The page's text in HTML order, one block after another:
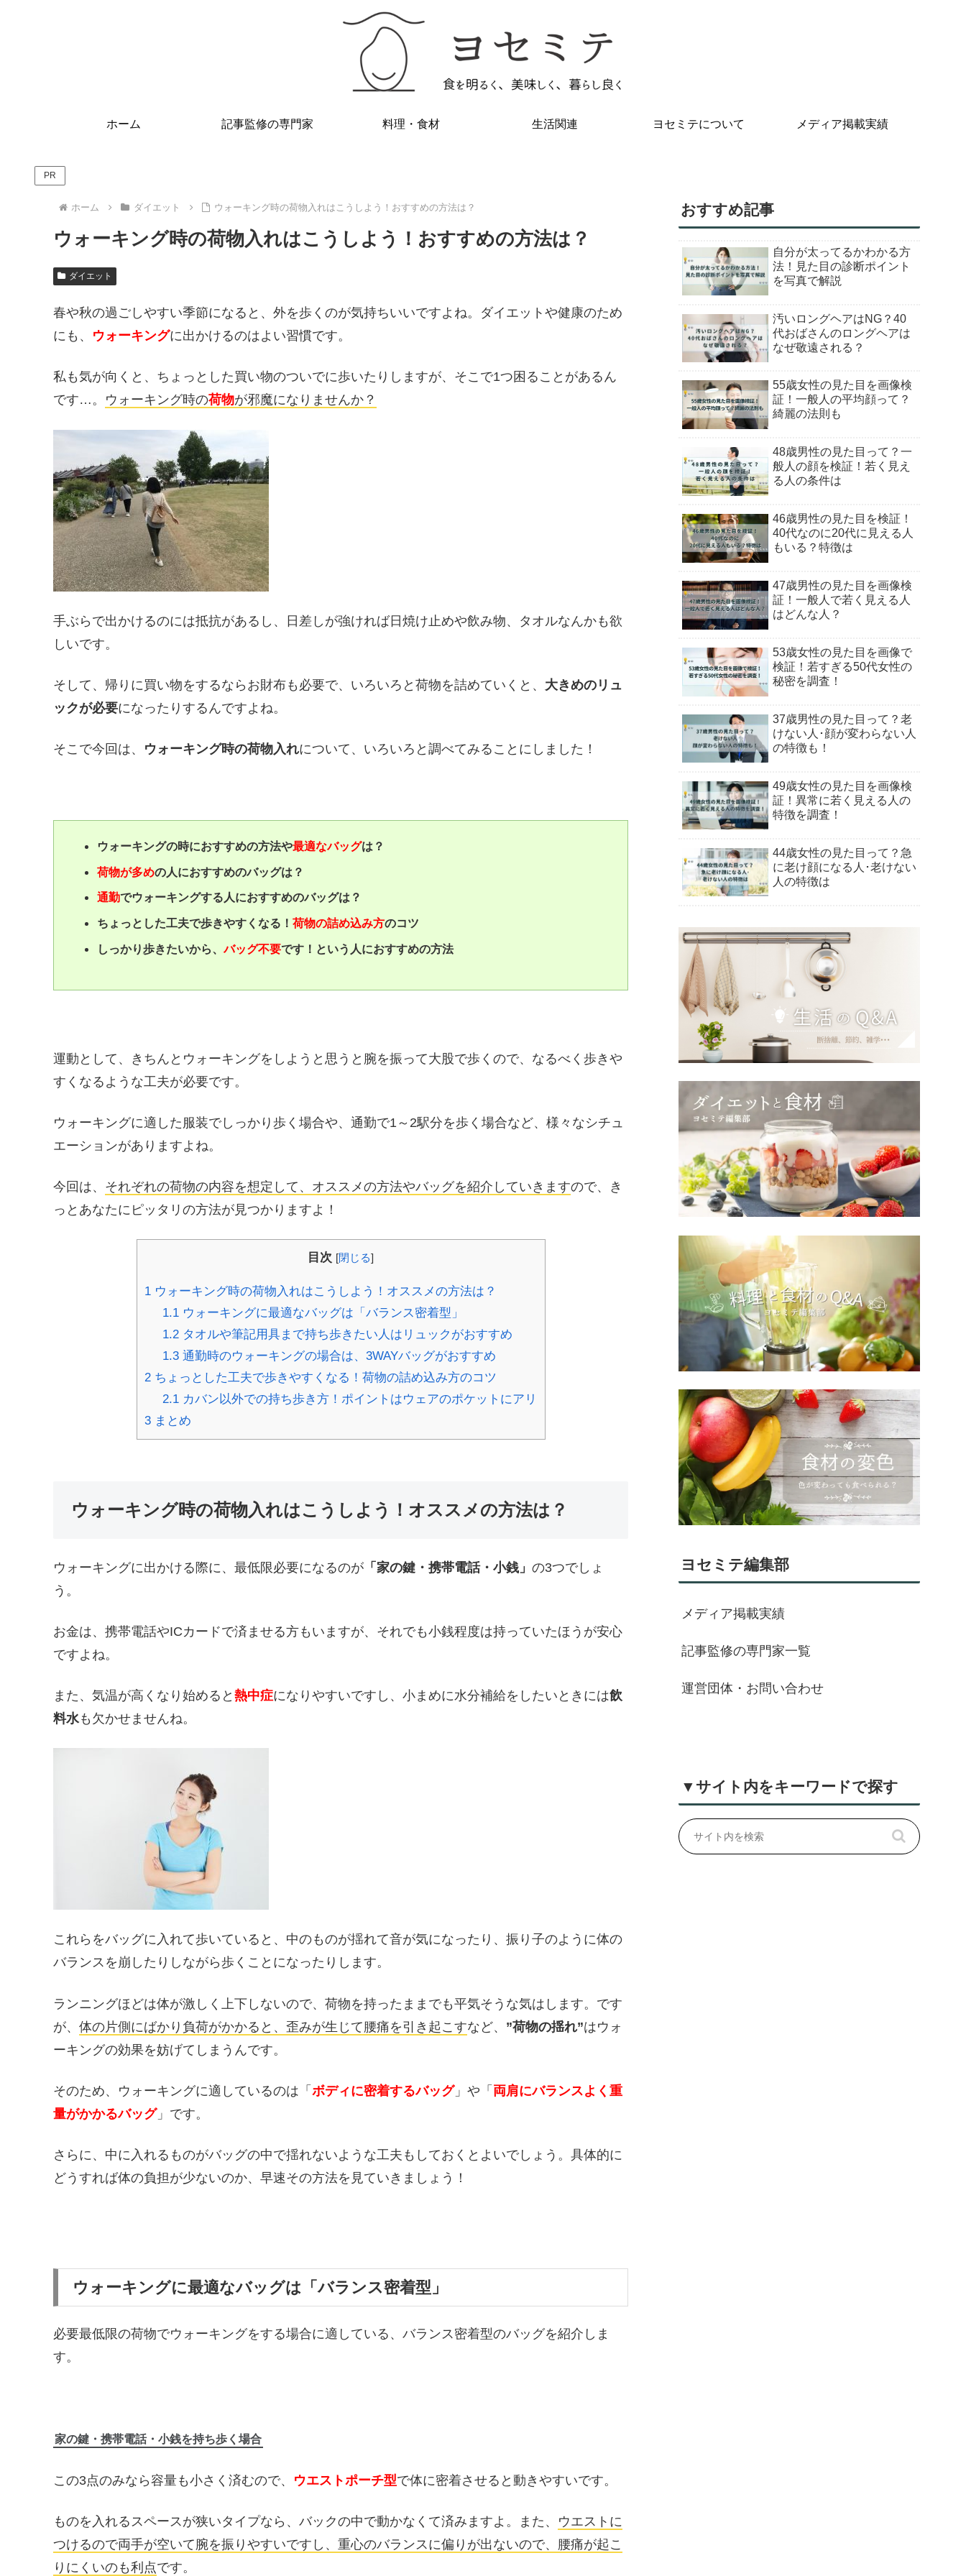
ホーム 記事監修の専門家 料理・食材 生活関連 ヨセミテについて メディア掲載実績
PR
ホーム ダイエット ウォーキング時の荷物入れはこうしよう！おすすめの方法は？
ウォーキング時の荷物入れはこうしよう！おすすめの方法は？
ダイエット
春や秋の過ごしやすい季節になると、外を歩くのが気持ちいいですよね。ダイエットや健康のため
にも、 ウォーキングに出かけるのはよい習慣です。
私も気が向くと、ちょっとした買い物のついでに歩いたりしますが、そこで1つ困ることがあるん
です…。 ウォーキング時の荷物が邪魔になりませんか？
手ぶらで出かけるのには抵抗があるし、日差しが強ければ日焼け止めや飲み物、タオルなんかも欲
しいです。
そして、帰りに買い物をするならお財布も必要で、いろいろと荷物を詰めていくと、 大きめのリュ
ックが必要になったりするんですよね。
そこで今回は、 ウォーキング時の荷物入れについて、いろいろと調べてみることにしました！
ウォーキングの時におすすめの方法や最適なバッグは？
荷物が多めの人におすすめのバッグは？
通勤でウォーキングする人におすすめのバッグは？
ちょっとした工夫で歩きやすくなる！ 荷物の詰め込み方のコツ
しっかり歩きたいから、バッグ不要です！という人におすすめの方法
運動として、きちんとウォーキングをしようと思うと腕を振って大股で歩くので、なるべく歩きや
すくなるような工夫が必要です。
ウォーキングに適した服装でしっかり歩く場合や、通勤で1～2駅分を歩く場合など、様々なシチュ
エーションがありますよね。
今回は、 それぞれの荷物の内容を想定して、オススメの方法やバッグを紹介していきますので、き
っとあなたにピッタリの方法が見つかりますよ！
目次 [閉じる]
1ウォーキング時の荷物入れはこうしよう！オススメの方法は？
1.1 ウォーキングに最適なバッグは「バランス密着型」
1.2 タオルや筆記用具まで持ち歩きたい人はリュックがおすすめ
1.3 通勤時のウォーキングの場合は、3WAYバッグがおすすめ
2ちょっとした工夫で歩きやすくなる！荷物の詰め込み方のコツ
2.1 カバン以外での持ち歩き方！ポイントはウェアのポケットにアリ
3まとめ
ウォーキング時の荷物入れはこうしよう！オススメの方法は？
ウォーキングに出かける際に、最低限必要になるのが 「家の鍵・携帯電話・小銭」 の3つでしょ
う。
お金は、携帯電話やICカードで済ませる方もいますが、それでも小銭程度は持っていたほうが安心
ですよね。
また、気温が高くなり始めると 熱中症になりやすいですし、小まめに水分補給をしたいときには飲
料水も欠かせませんね。
これらをバッグに入れて歩いていると、中のものが揺れて音が気になったり、振り子のように体の
バランスを崩したりしながら歩くことになったりします。
ランニングほどは体が激しく上下しないので、荷物を持ったままでも平気そうな気はします。です
が、 体の片側にばかり負荷がかかると、歪みが生じて腰痛を引き起こすなど、 ”荷物の揺れ”はウォ
ーキングの効果を妨げてしまうんです。
そのため、ウォーキングに適しているのは「 ボディに密着するバッグ」や「 両肩にバランスよく重
量がかかるバッグ」です。
さらに、中に入れるものがバッグの中で揺れないような工夫もしておくとよいでしょう。具体的に
どうすれば体の負担が少ないのか、早速その方法を見ていきましょう！
ウォーキングに最適なバッグは「バランス密着型」
必要最低限の荷物でウォーキングをする場合に適している、バランス密着型のバッグを紹介しま
す。
家の鍵・携帯電話・小銭を持ち歩く場合
この3点のみなら容量も小さく済むので、 ウエストポーチ型で体に密着させると動きやすいです。
ものを入れるスペースが狭いタイプなら、バックの中で動かなくて済みますよ。また、 ウエストに
つけるので両手が空いて腕を振りやすいですし、重心のバランスに偏りが出ないので、腰痛が起こ
りにくいのも利点です。
おすすめ記事
自分が太ってるかわかる方
法！見た目の診断ポイント
を写真で解説
汚いロングヘアはNG？40
代おばさんのロングヘアは
なぜ敬遠される？
55歳女性の見た目を画像検
証！一般人の平均顔って？
綺麗の法則も
48歳男性の見た目って？一
般人の顔を検証！若く見え
る人の条件は
46歳男性の見た目を検証！
40代なのに20代に見える人
もいる？特徴は
47歳男性の見た目を画像検
証！一般人で若く見える人
はどんな人？
53歳女性の見た目を画像で
検証！若すぎる50代女性の
秘密を調査！
37歳男性の見た目って？老
けない人･顔が変わらない人
の特徴も！
49歳女性の見た目を画像検
証！異常に若く見える人の
特徴を調査！
44歳女性の見た目って？急
に老け顔になる人･老けない
人の特徴は
ヨセミテ編集部
メディア掲載実績
記事監修の専門家一覧
運営団体・お問い合わせ
▼サイト内をキーワードで探す